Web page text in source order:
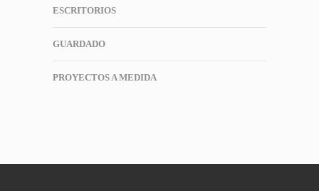
ESCRITORIOS
GUARDADO
PROYECTOS A MEDIDA